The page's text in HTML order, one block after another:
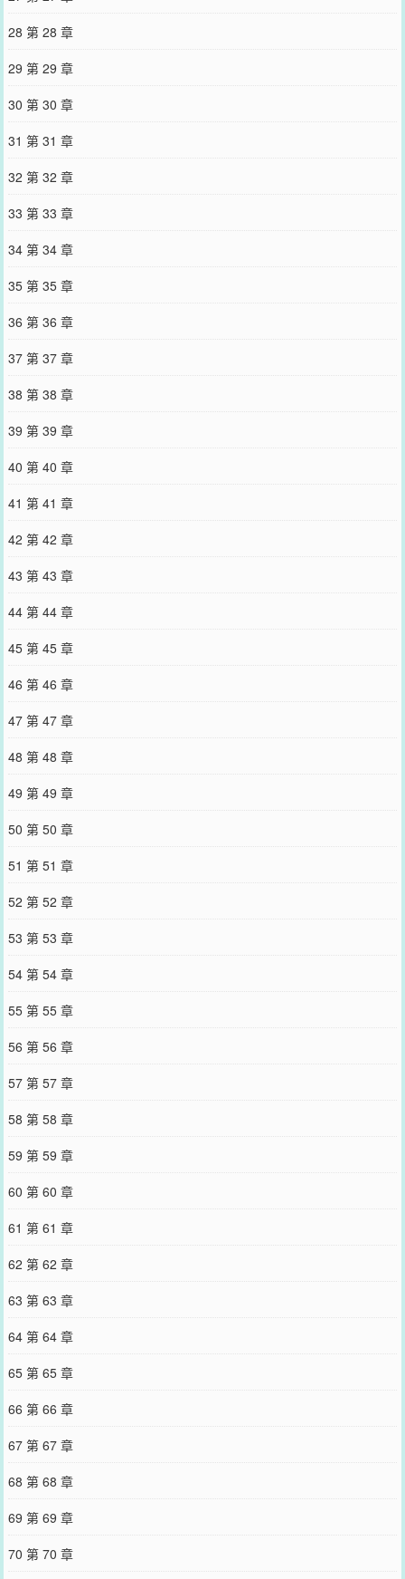
28 第 28 章
29 第 29 章
30 第 30 章
31 第 31 章
32 第 32 章
33 第 33 章
34 第 34 章
35 第 35 章
36 第 36 章
37 第 37 章
38 第 38 章
39 第 39 章
40 第 40 章
41 第 41 章
42 第 42 章
43 第 43 章
44 第 44 章
45 第 45 章
46 第 46 章
47 第 47 章
48 第 48 章
49 第 49 章
50 第 50 章
51 第 51 章
52 第 52 章
53 第 53 章
54 第 54 章
55 第 55 章
56 第 56 章
57 第 57 章
58 第 58 章
59 第 59 章
60 第 60 章
61 第 61 章
62 第 62 章
63 第 63 章
64 第 64 章
65 第 65 章
66 第 66 章
67 第 67 章
68 第 68 章
69 第 69 章
70 第 70 章